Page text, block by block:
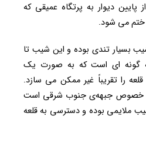
دیوار به پرتگاه عمیقی که
بسیار تندی بوده و این شیب تا
و به گونه ای است که به صورت یک
را تقریباً غیر ممکن می سازد.
خصوص جبهه‌ی جنوب شرقی است
ملایمی بوده و دسترسی به قلعه